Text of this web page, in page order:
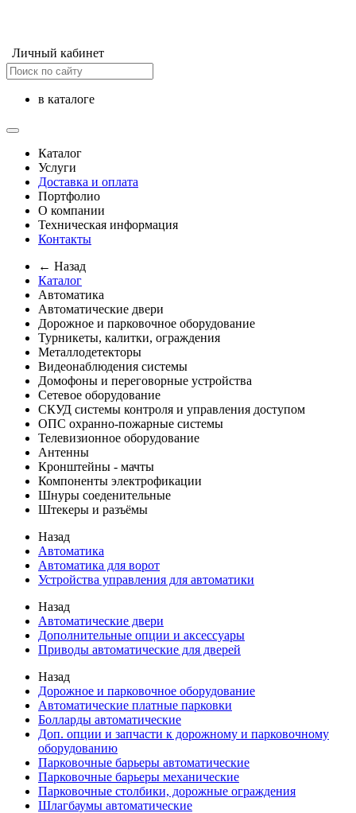
Личный кабинет
в каталоге
Каталог
Услуги
Доставка и оплата
Портфолио
О компании
Техническая информация
Контакты
← Назад
Каталог
Автоматика
Автоматические двери
Дорожное и парковочное оборудование
Турникеты, калитки, ограждения
Металлодетекторы
Видеонаблюдения cистемы
Домофоны и переговорные устройства
Сетевое оборудование
СКУД системы контроля и управления доступом
ОПС охранно-пожарные системы
Телевизионное оборудование
Антенны
Кронштейны - мачты
Компоненты электрофикации
Шнуры соеденительные
Штекеры и разъёмы
Назад
Автоматика
Автоматика для ворот
Устройства управления для автоматики
Назад
Автоматические двери
Дополнительные опции и аксессуары
Приводы автоматические для дверей
Назад
Дорожное и парковочное оборудование
Автоматические платные парковки
Болларды автоматические
Доп. опции и запчасти к дорожному и парковочному
оборудованию
Парковочные барьеры автоматические
Парковочные барьеры механические
Парковочные столбики, дорожные ограждения
Шлагбаумы автоматические